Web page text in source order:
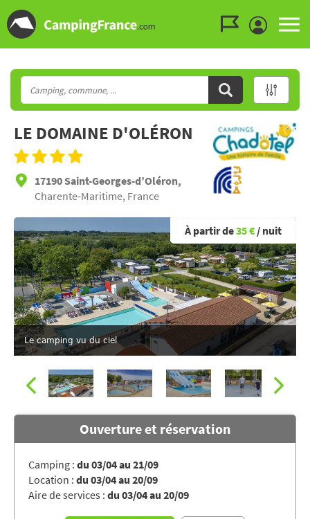
LE DOMAINE D'OLÉRON
17190 Saint-Georges-d’Oléron,
Charente-Maritime, France
Le camping vu du ciel
La piscine du camping LE DOMAINE D'OLÉRON
À partir de35 € / nuit
Ouverture et réservation
Camping : du 03/04 au 21/09
Location : du 03/04 au 20/09
Aire de services : du 03/04 au 20/09